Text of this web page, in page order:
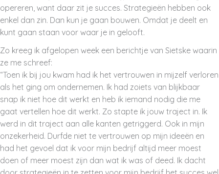
opereren, want daar zit je succes. Strategieën hebben ook
enkel dan zin. Dan kun je gaan bouwen. Omdat je deelt en
kunt gaan staan voor waar je in gelooft.
Zo kreeg ik afgelopen week een berichtje van Sietske waarin
ze me schreef:
“Toen ik bij jou kwam had ik het vertrouwen in mijzelf verloren
als het ging om ondernemen. Ik had zoiets van blijkbaar
snap ik niet hoe dit werkt en heb ik iemand nodig die me
gaat vertellen hoe dit werkt. Zo stapte ik jouw traject in. Ik
werd in dit traject aan alle kanten getriggerd. Ook in mijn
onzekerheid. Durfde niet te vertrouwen op mijn ideeën en
had het gevoel dat ik voor mijn bedrijf altijd meer moest
doen of meer moest zijn dan wat ik was of deed. Ik dacht